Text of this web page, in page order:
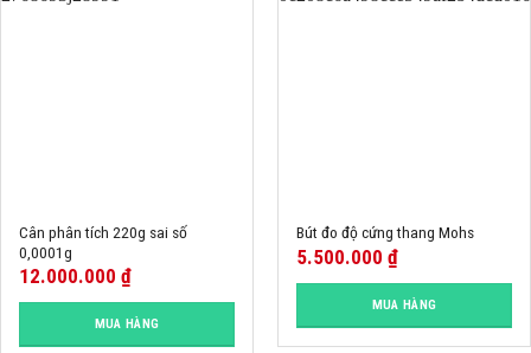
Cân phân tích 220g sai số
0,0001g
12.000.000 ₫
MUA HÀNG
Bút đo độ cứng thang Mohs
5.500.000 ₫
MUA HÀNG